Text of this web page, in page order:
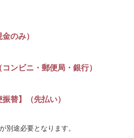
のみ）
ンビニ・郵便局・銀行）
替】（先払い）
別途必要となります。